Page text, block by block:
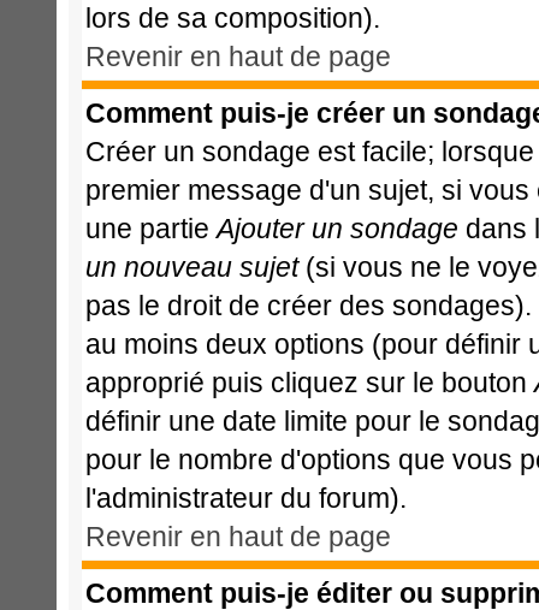
lors de sa composition).
Revenir en haut de page
Comment puis-je créer un
Créer un sondage est facile;
premier message d'un sujet, si
une partieAjouter un sondage dans
un nouveau sujet(si vous ne le
pas le droit de créer des
au moins deux options (pour définir
approprié puis cliquez sur le bouton
définir une date limite pour le
pour le nombre d'options que vous
l'administrateur du forum).
Revenir en haut de page
Comment puis-je éditer ou